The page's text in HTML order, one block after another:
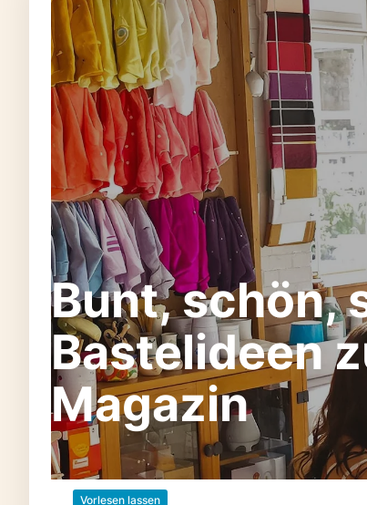
Bunt, schön,
Bastelideen
Magazin